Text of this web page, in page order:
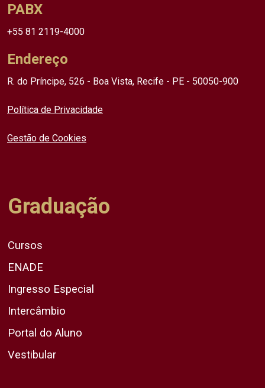
PABX
+55 81 2119-4000
Endereço
R. do Príncipe, 526 - Boa Vista, Recife - PE - 50050-900
Política de Privacidade
Gestão de Cookies
Graduação
Cursos
ENADE
Ingresso Especial
Intercâmbio
Portal do Aluno
Vestibular